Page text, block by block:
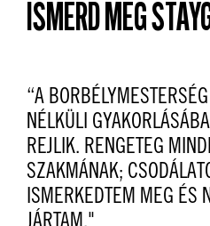
ISMERD MEG
“A
NÉLKÜLI
REJLIK. RENGETEG
SZAKMÁNAK;
ISMERKEDTEM MEG ÉS
JÁRTAM."